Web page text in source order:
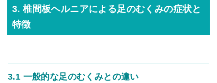
3. 椎間板ヘルニアによる足のむくみの症状と
特徴
3.1 一般的な足のむくみとの違い